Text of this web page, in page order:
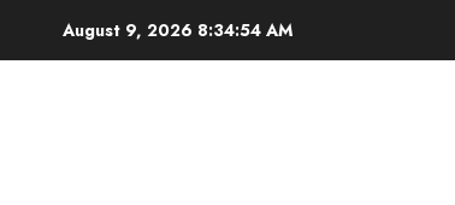
August 9, 2026 8:34:55 AM